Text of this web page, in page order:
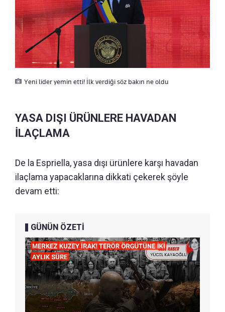
Yeni lider yemin etti! İlk verdiği söz bakın ne oldu
YASA DIŞI ÜRÜNLERE HAVADAN
İLAÇLAMA
De la Espriella, yasa dışı ürünlere karşı havadan
ilaçlama yapacaklarına dikkati çekerek şöyle
devam etti:
GÜNÜN ÖZETİ